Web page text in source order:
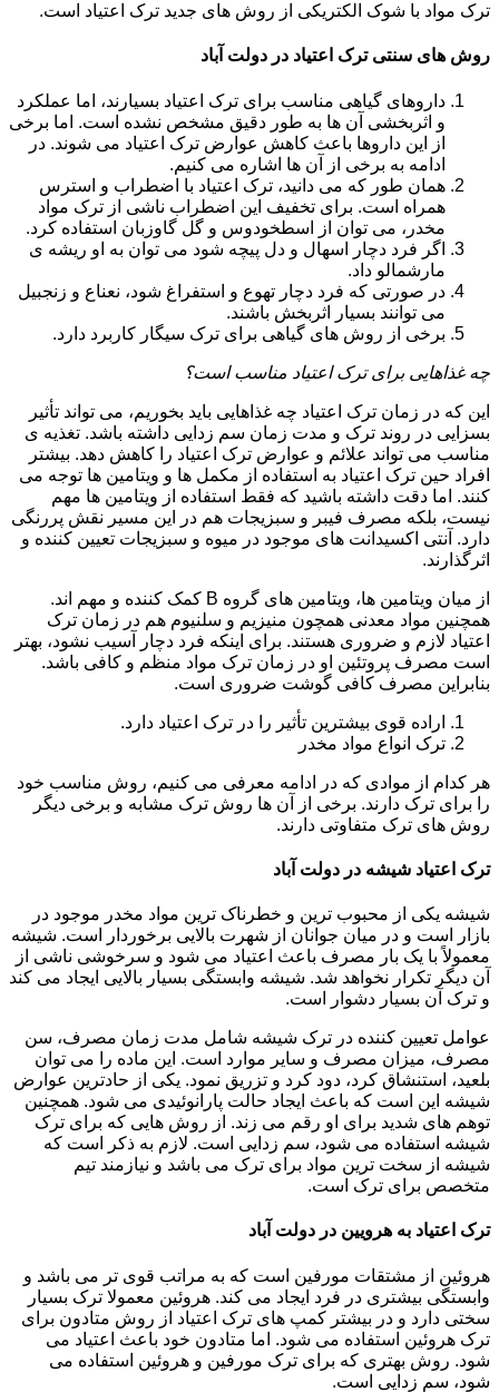
ترک مواد با شوک الکتریکی از روش های جدید ترک اعتیاد است.
روش های سنتی ترک اعتیاد در دولت آباد
داروهای گیاهی مناسب برای ترک اعتیاد بسیارند، اما عملکرد
و اثربخشی آن ها به طور دقیق مشخص نشده است. اما برخی
از این داروها باعث کاهش عوارض ترک اعتیاد می شوند. در
ادامه به برخی از آن ها اشاره می کنیم.
همان طور که می دانید، ترک اعتیاد با اضطراب و استرس
همراه است. برای تخفیف این اضطراب ناشی از ترک مواد
مخدر، می توان از اسطخودوس و گل گاوزبان استفاده کرد.
اگر فرد دچار اسهال و دل پیچه شود می توان به او ریشه ی
مارشمالو داد.
در صورتی که فرد دچار تهوع و استفراغ شود، نعناع و زنجبیل
می توانند بسیار اثربخش باشند.
برخی از روش های گیاهی برای ترک سیگار کاربرد دارد.
چه غذاهایی برای ترک اعتیاد مناسب است؟
این که در زمان ترک اعتیاد چه غذاهایی باید بخوریم، می تواند تأثیر
بسزایی در روند ترک و مدت زمان سم زدایی داشته باشد. تغذیه ی
مناسب می تواند علائم و عوارض ترک اعتیاد را کاهش دهد. بیشتر
افراد حین ترک اعتیاد به استفاده از مکمل ها و ویتامین ها توجه می
کنند. اما دقت داشته باشید که فقط استفاده از ویتامین ها مهم
نیست، بلکه مصرف فیبر و سبزیجات هم در این مسیر نقش پررنگی
دارد. آنتی اکسیدانت های موجود در میوه و سبزیجات تعیین کننده و
اثرگذارند.
از میان ویتامین ها، ویتامین های گروه B کمک کننده و مهم اند.
همچنین مواد معدنی همچون منیزیم و سلنیوم هم در زمان ترک
اعتیاد لازم و ضروری هستند. برای اینکه فرد دچار آسیب نشود، بهتر
است مصرف پروتئین او در زمان ترک مواد منظم و کافی باشد.
بنابراین مصرف کافی گوشت ضروری است.
اراده قوی بیشترین تأثیر را در ترک اعتیاد دارد.
ترک انواع مواد مخدر
هر کدام از موادی که در ادامه معرفی می کنیم، روش مناسب خود
را برای ترک دارند. برخی از آن ها روش ترک مشابه و برخی دیگر
روش های ترک متفاوتی دارند.
ترک اعتیاد شیشه در دولت آباد
شیشه یکی از محبوب ترین و خطرناک ترین مواد مخدر موجود در
بازار است و در میان جوانان از شهرت بالایی برخوردار است. شیشه
معمولاً با یک بار مصرف باعث اعتیاد می شود و سرخوشی ناشی از
آن دیگر تکرار نخواهد شد. شیشه وابستگی بسیار بالایی ایجاد می کند
و ترک آن بسیار دشوار است.
عوامل تعیین کننده در ترک شیشه شامل مدت زمان مصرف، سن
مصرف، میزان مصرف و سایر موارد است. این ماده را می توان
بلعید، استنشاق کرد، دود کرد و تزریق نمود. یکی از حادترین عوارض
شیشه این است که باعث ایجاد حالت پارانوئیدی می شود. همچنین
توهم های شدید برای او رقم می زند. از روش هایی که برای ترک
شیشه استفاده می شود، سم زدایی است. لازم به ذکر است که
شیشه از سخت ترین مواد برای ترک می باشد و نیازمند تیم
متخصص برای ترک است.
ترک اعتیاد به هرویین در دولت آباد
هروئین از مشتقات مورفین است که به مراتب قوی تر می باشد و
وابستگی بیشتری در فرد ایجاد می کند. هروئین معمولا ترک بسیار
سختی دارد و در بیشتر کمپ های ترک اعتیاد از روش متادون برای
ترک هروئین استفاده می شود. اما متادون خود باعث اعتیاد می
شود. روش بهتری که برای ترک مورفین و هروئین استفاده می
شود، سم زدایی است.